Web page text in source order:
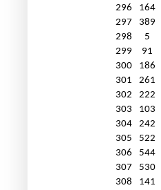
296
164
297
389
298
5
299
91
300
186
301
261
302
222
303
103
304
242
305
522
306
544
307
530
308
141